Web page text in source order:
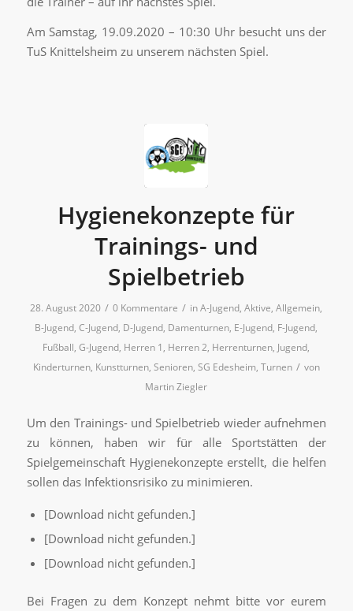
Am Samstag, 19.09.2020 – 10:30 Uhr besucht uns der
TuS Knittelsheim zu unserem nächsten Spiel.
Hygienekonzepte für
Trainings- und
Spielbetrieb
28. August 2020 / 0 Kommentare / inA-Jugend,Aktive,Allgemein,
B-Jugend,C-Jugend, D-Jugend, Damenturnen, E-Jugend, F-Jugend,
Fußball,G-Jugend, Herren 1 , Herren 2, Herrenturnen, Jugend,
Kinderturnen, Kunstturnen, Senioren, SG Edesheim, Turnen / von
Martin Ziegler
Um den Trainings- und Spielbetrieb wieder aufnehmen
zu können, haben wir für alle Sportstätten der
Spielgemeinschaft Hygienekonzepte erstellt, die helfen
sollen das Infektionsrisiko zu minimieren.
[Download nicht gefunden.]
[Download nicht gefunden.]
[Download nicht gefunden.]
Bei Fragen zu dem Konzept nehmt bitte vor eurem